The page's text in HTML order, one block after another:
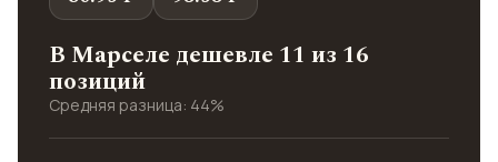
В Марселе дешевле 11 из 16
позиций
Средняя разница: 44%